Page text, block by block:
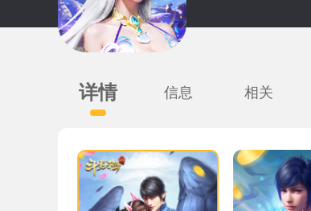
详情 信息 相关